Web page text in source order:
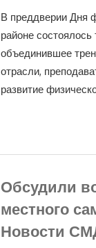
В преддверии Дня
районе
объединившее
отрасли,
развитие
Обсудили
местного
Новости